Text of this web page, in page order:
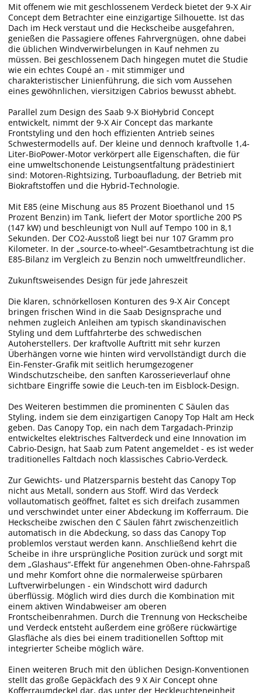
Mit offenem wie mit geschlossenem Verdeck bietet der 9-X Air
Concept dem Betrachter eine einzigartige Silhouette. Ist das
Dach im Heck verstaut und die Heckscheibe ausgefahren,
genießen die Passagiere offenes Fahrvergnügen, ohne dabei
die üblichen Windverwirbelungen in Kauf nehmen zu
müssen. Bei geschlossenem Dach hingegen mutet die Studie
wie ein echtes Coupé an - mit stimmiger und
charakteristischer Linienführung, die sich vom Aussehen
eines gewöhnlichen, viersitzigen Cabrios bewusst abhebt.
Parallel zum Design des Saab 9-X BioHybrid Concept
entwickelt, nimmt der 9-X Air Concept das markante
Frontstyling und den hoch effizienten Antrieb seines
Schwestermodells auf. Der kleine und dennoch kraftvolle 1,4-
Liter-BioPower-Motor verkörpert alle Eigenschaften, die für
eine umweltschonende Leistungsentfaltung prädestiniert
sind: Motoren-Rightsizing, Turboaufladung, der Betrieb mit
Biokraftstoffen und die Hybrid-Technologie.
Mit E85 (eine Mischung aus 85 Prozent Bioethanol und 15
Prozent Benzin) im Tank, liefert der Motor sportliche 200 PS
(147 kW) und beschleunigt von Null auf Tempo 100 in 8,1
Sekunden. Der CO2-Ausstoß liegt bei nur 107 Gramm pro
Kilometer. In der „source-to-wheel“-Gesamtbetrachtung ist die
E85-Bilanz im Vergleich zu Benzin noch umweltfreundlicher.
Zukunftsweisendes Design für jede Jahreszeit
Die klaren, schnörkellosen Konturen des 9-X Air Concept
bringen frischen Wind in die Saab Designsprache und
nehmen zugleich Anleihen am typisch skandinavischen
Styling und dem Luftfahrterbe des schwedischen
Autoherstellers. Der kraftvolle Auftritt mit sehr kurzen
Überhängen vorne wie hinten wird vervollständigt durch die
Ein-Fenster-Grafik mit seitlich herumgezogener
Windschutzscheibe, den sanften Karosserieverlauf ohne
sichtbare Eingriffe sowie die Leuch-ten im Eisblock-Design.
Des Weiteren bestimmen die prominenten C Säulen das
Styling, indem sie dem einzigartigen Canopy Top Halt am Heck
geben. Das Canopy Top, ein nach dem Targadach-Prinzip
entwickeltes elektrisches Faltverdeck und eine Innovation im
Cabrio-Design, hat Saab zum Patent angemeldet - es ist weder
traditionelles Faltdach noch klassisches Cabrio-Verdeck.
Zur Gewichts- und Platzersparnis besteht das Canopy Top
nicht aus Metall, sondern aus Stoff. Wird das Verdeck
vollautomatisch geöffnet, faltet es sich dreifach zusammen
und verschwindet unter einer Abdeckung im Kofferraum. Die
Heckscheibe zwischen den C Säulen fährt zwischenzeitlich
automatisch in die Abdeckung, so dass das Canopy Top
problemlos verstaut werden kann. Anschließend kehrt die
Scheibe in ihre ursprüngliche Position zurück und sorgt mit
dem „Glashaus“-Effekt für angenehmen Oben-ohne-Fahrspaß
und mehr Komfort ohne die normalerweise spürbaren
Luftverwirbelungen - ein Windschott wird dadurch
überflüssig. Möglich wird dies durch die Kombination mit
einem aktiven Windabweiser am oberen
Frontscheibenrahmen. Durch die Trennung von Heckscheibe
und Verdeck entsteht außerdem eine größere rückwärtige
Glasfläche als dies bei einem traditionellen Softtop mit
integrierter Scheibe möglich wäre.
Einen weiteren Bruch mit den üblichen Design-Konventionen
stellt das große Gepäckfach des 9 X Air Concept ohne
Kofferraumdeckel dar, das unter der Heckleuchteneinheit